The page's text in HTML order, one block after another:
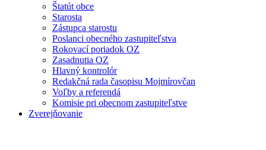
Štatút obce
Starosta
Zástupca starostu
Poslanci obecného zastupiteľstva
Rokovací poriadok OZ
Zasadnutia OZ
Hlavný kontrolór
Redakčná rada časopisu Mojmírovčan
Voľby a referendá
Komisie pri obecnom zastupiteľstve
Zverejňovanie